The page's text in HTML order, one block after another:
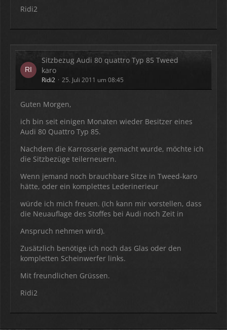
Ridi2
Sitzbezug Audi 80 quattro Typ 85 Tweed
karo
Ridi2 25. Juli 2011 um 08:45
Guten Morgen,
ich bin seit einigen Monaten wieder Besitzer eines
Audi 80 Quattro Typ 85.
Nachdem die Karrosserie gemacht wurde, möchte ich
die Sitzbezüge teilerneuern.
Wenn jemand noch brauchbare Sitze in Tweed-karo
hätte, oder ein komplettes Lederinerieur
würde ich mich freuen. (Ich kann mir vorstellen, dass
die Neuauflage des Stoffes bei Audi noch Zeit in
Anspruch nehmen wird).
Zusätzlich benötige ich noch das Glas oder den
kompletten Scheinwerfer links.
Mit freundlichen Grüssen.
Ridi2